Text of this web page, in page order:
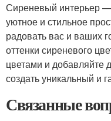
Сиреневый интерьер —
уютное и стильное
радовать вас и ваших
оттенки сиреневого
цветами и добавляйте
создать уникальный и
Связанные